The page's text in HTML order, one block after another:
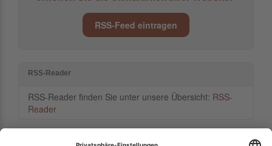
RSS-Feed eintragen
RSS-Reader
RSS-Reader finden Sie unter unsere Übersicht: RSS-
Reader